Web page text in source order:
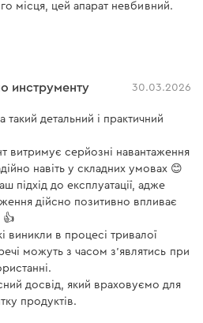
місця, цей апарат невбивний.
инструменту 30.03.2026
детальний і практичний
витримує серйозні навантаження
навіть у складних умовах 😊
підхід до експлуатації, адже
дійсно позитивно впливає
👍
виникли в процесі тривалої
речі можуть з часом з’являтись при
досвід, який враховуємо для
продуктів.